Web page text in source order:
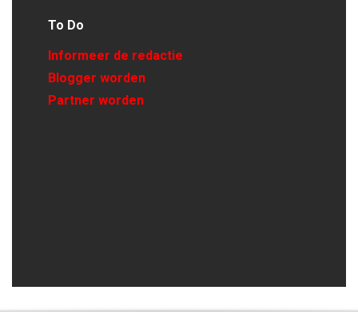
To Do
Informeer de redactie
Blogger worden
Partner worden